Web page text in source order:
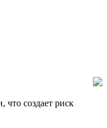
создает риск